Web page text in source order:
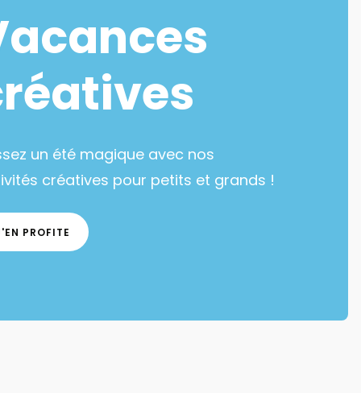
un été magique avec nos
créatives pour petits et grands !
PROFITE